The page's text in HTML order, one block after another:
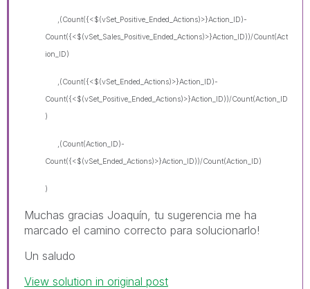
,(Count({<$(vSet_Positive_Ended_Actions)>}Action_ID)-
Count({<$(vSet_Sales_Positive_Ended_Actions)>}Action_ID))/Count(Act
ion_ID)
,(Count({<$(vSet_Ended_Actions)>}Action_ID)-
Count({<$(vSet_Positive_Ended_Actions)>}Action_ID))/Count(Action_ID
)
,(Count(Action_ID)-
Count({<$(vSet_Ended_Actions)>}Action_ID))/Count(Action_ID)
)
Muchas gracias Joaquín, tu sugerencia me ha
marcado el camino correcto para solucionarlo!
Un saludo
View solution in original post